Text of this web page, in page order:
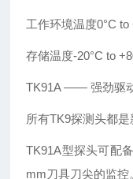
工作环境温度0°C to
存储温度-20°C to
TK91A —— 强劲驱
所有TK9探测头都是
TK91A型探头可配
mm刀具刀尖的监控